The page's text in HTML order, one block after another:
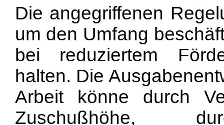
Die angegriffenen
um den Umfang
bei reduziertem
halten. Die
Arbeit könne durch
Zuschußhöhe,